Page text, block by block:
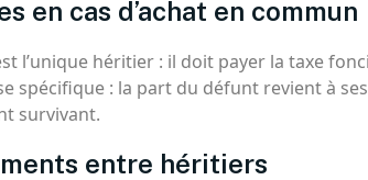
en cas d’achat en commun
l’unique héritier : il doit payer la taxe
spécifique : la part du défunt revient à
survivant.
entre héritiers